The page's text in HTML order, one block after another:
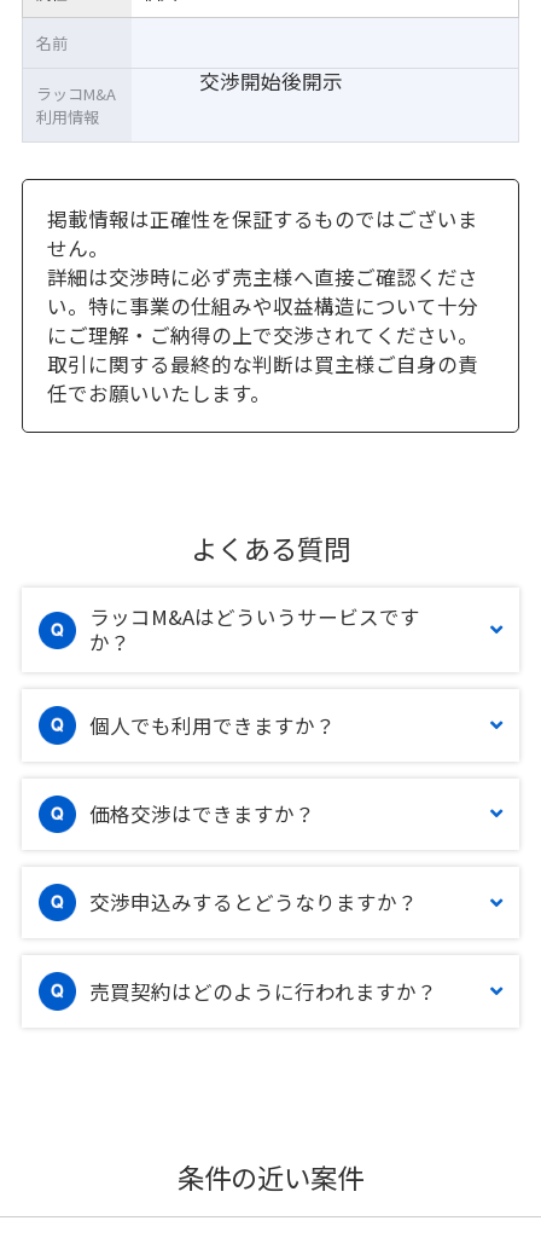
交渉開始後開示
名前
ラッコM&A
利用情報
掲載情報は正確性を保証するものではございま
せん。
詳細は交渉時に必ず売主様へ直接ご確認くださ
い。特に事業の仕組みや収益構造について十分
にご理解・ご納得の上で交渉されてください。
取引に関する最終的な判断は買主様ご自身の責
任でお願いいたします。
よくある質問
ラッコM&Aはどういうサービスです
か？
個人でも利用できますか？
価格交渉はできますか？
交渉申込みするとどうなりますか？
売買契約はどのように行われますか？
条件の近い案件